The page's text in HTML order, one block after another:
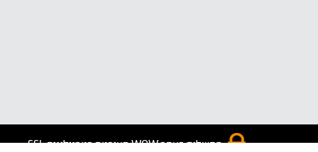
התשלום באתר WOW מאובטח בטכנולוגית SSL